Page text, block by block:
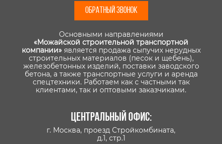
ОБРАТНЫЙ ЗВОНОК
Основными направлениями
«Можайской строительной транспортной
компании»является продажа сыпучих нерудных
строительных материалов (песок и щебень),
железобетонных изделий, поставки заводского
бетона, а также транспортные услуги и аренда
спецтехники. Работаем как с частными так
клиентами, так и оптовыми заказчиками.
Центральный офис:
г. Москва, проезд Стройкомбината,
д.1, стр.1